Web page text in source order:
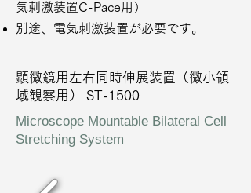
気刺激装置C-Pace用）
別途、電気刺激装置が必要です。
顕微鏡用左右同時伸展装置（微小領
域観察用） ST-1500
Microscope Mountable Bilateral Cell
Stretching System